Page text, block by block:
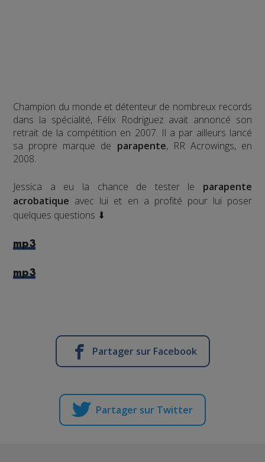
Champion du monde et détenteur de nombreux records
dans la spécialité, Félix Rodriguez avait annoncé son
retrait de la compétition en 2007. Il a par ailleurs lancé
sa propre marque de parapente, RR Acrowings, en
2008.
Jessica a eu la chance de tester le parapente
acrobatique avec lui et en a profité pour lui poser
quelques questions ⬇
mp3
mp3
Partager sur Facebook
Partager sur Twitter